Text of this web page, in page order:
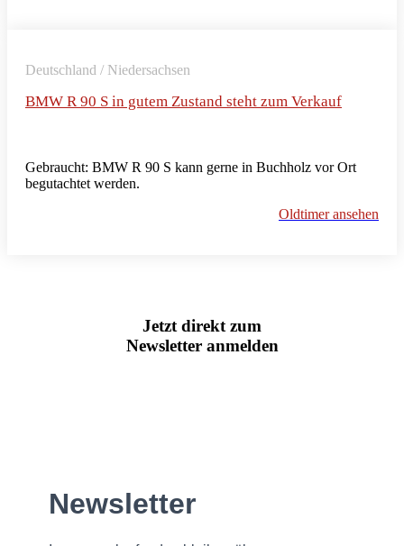
Deutschland / Niedersachsen
BMW R 90 S in gutem Zustand steht zum Verkauf
Gebraucht: BMW R 90 S kann gerne in Buchholz vor Ort
begutachtet werden.
Oldtimer ansehen
Jetzt direkt zum
Newsletter anmelden